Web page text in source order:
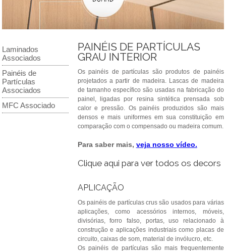
Laminados
Associados
Painéis de
Partículas
Associados
MFC Associado
PAINÉIS DE PARTÍCULAS
GRAU INTERIOR
Os painéis de partículas são produtos de painéis
projetados a partir de madeira. Lascas de madeira
de tamanho específico são usadas na fabricação do
painel, ligadas por resina sintética prensada sob
calor e pressão. Os painéis produzidos são mais
densos e mais uniformes em sua constituição em
comparação com o compensado ou madeira comum.
Para saber mais, veja nosso vídeo.
Clique aqui para ver todos os decors
APLICAÇÃO
Os painéis de partículas crus são usados para várias
aplicações, como acessórios internos, móveis,
divisórias, forro falso, portas, uso relacionado à
construção e aplicações industriais como placas de
circuito, caixas de som, material de invólucro, etc.
Os painéis de partículas são mais frequentemente